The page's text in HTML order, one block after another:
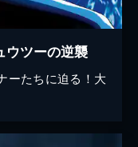
ウツーの逆襲
ーたちに迫る！大